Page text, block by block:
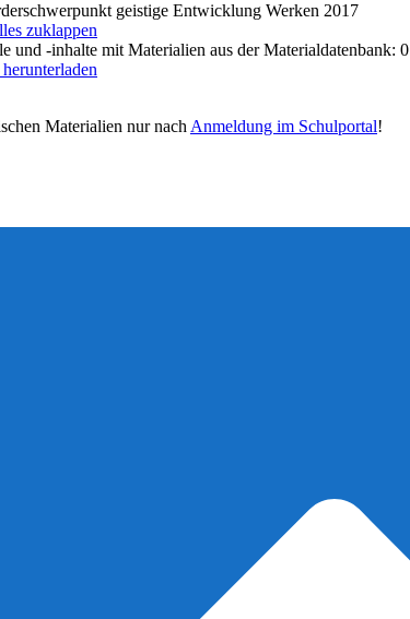
geistige Entwicklung Werken 2017
zuklappen
und -inhalte mit Materialien aus der Materialdatenbank: 0
Materialien nur nach Anmeldung im Schulportal!